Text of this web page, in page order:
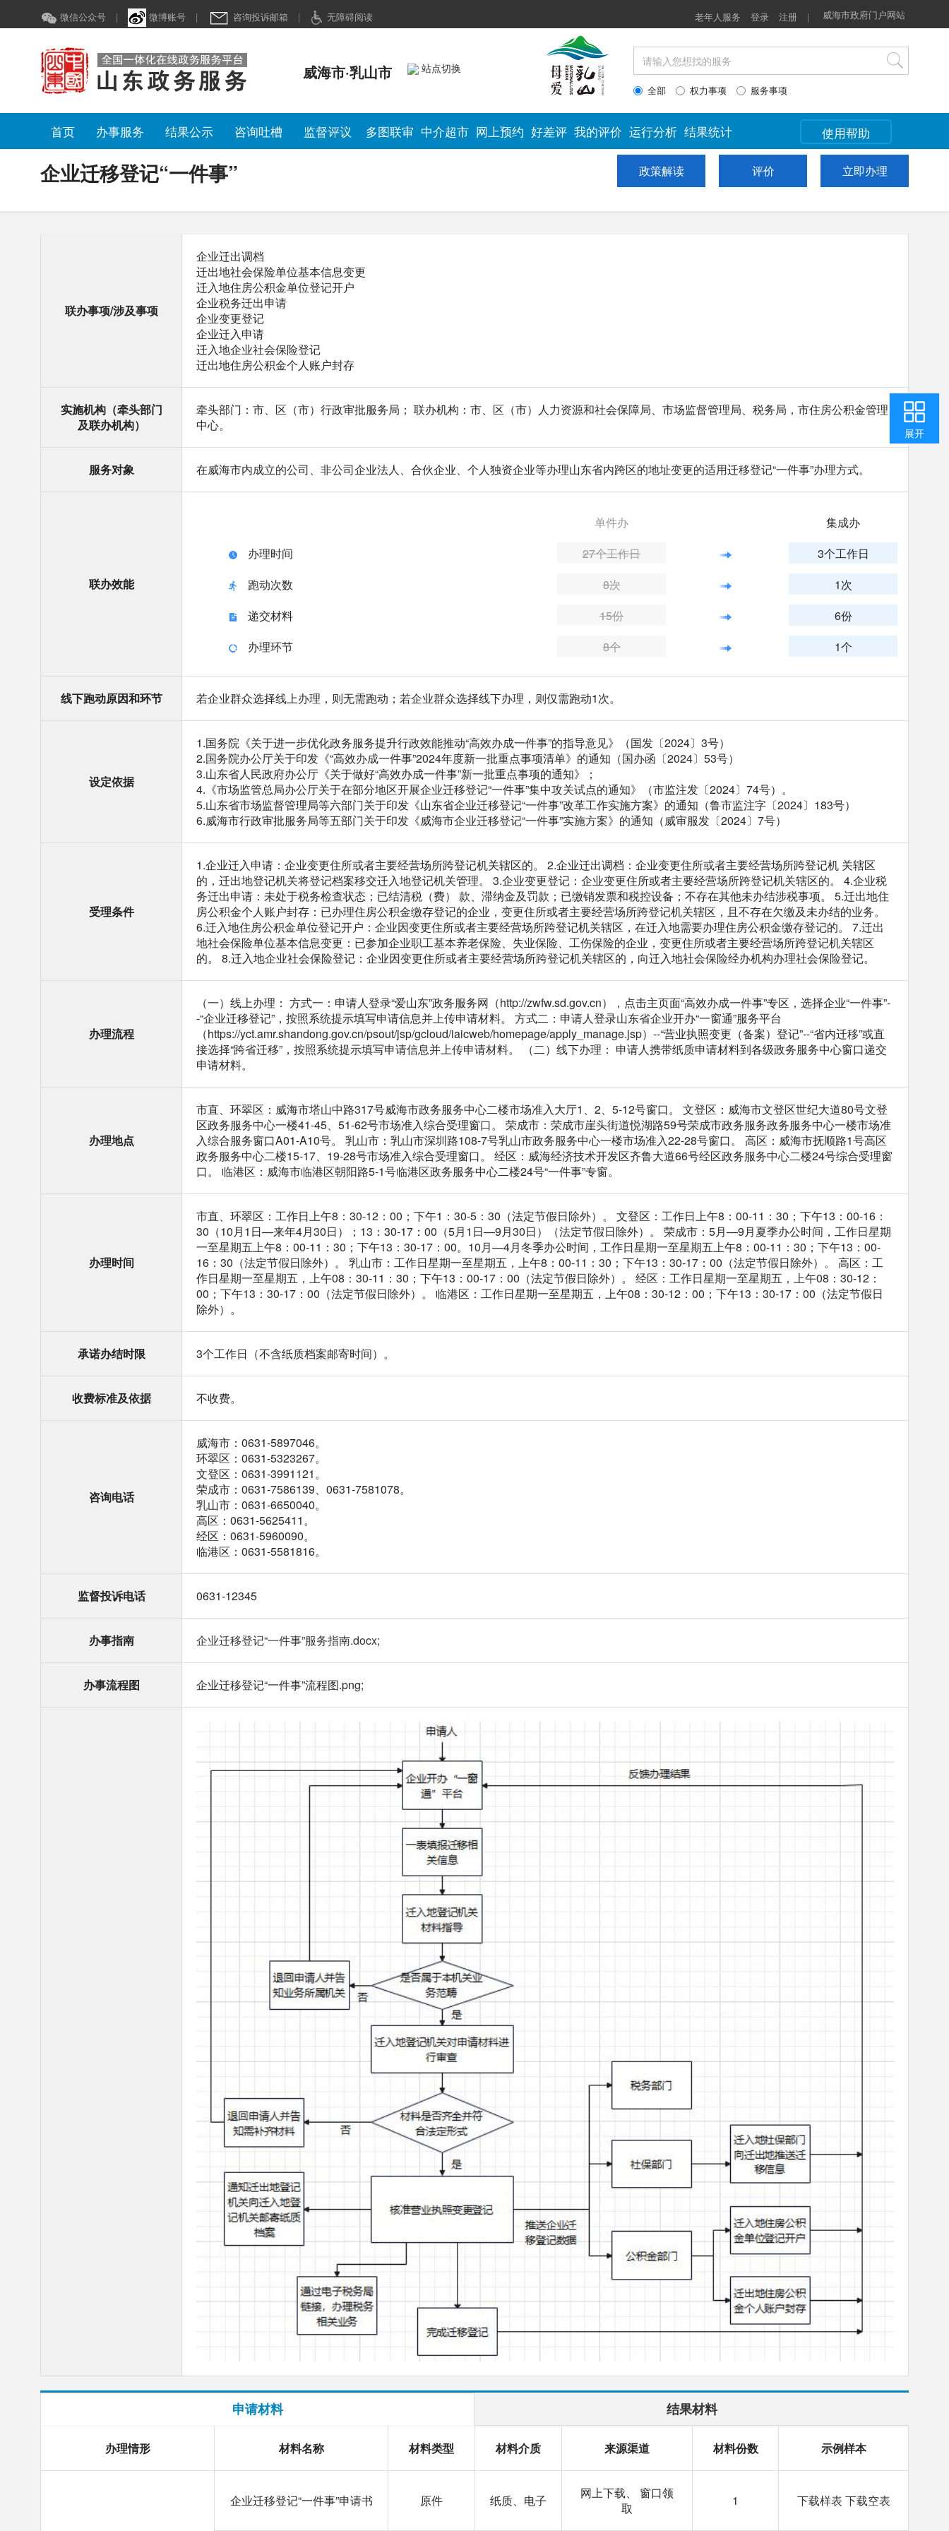
微信公众号 | 微博账号 | 咨询投诉邮箱 | 无障碍阅读 威海市政府门户网站
老年人服务 登录 注册 |
用户中心
咨询投诉
智能问答
我要纠错
返回顶部
收起
展开
威海市·乳山市 站点切换
全部 权力事项 服务事项
首页 办事服务 结果公示 咨询吐槽 监督评议 多图联审 中介超市 网上预约 好差评 我的评价 运行分析 结果统计 使用帮助
评价 立即办理
企业迁移登记“一件事”
企业迁移登记“一件事” 政策解读 评价 立即办理
联办事项/涉及事项
企业迁出调档
迁出地社会保险单位基本信息变更
迁入地住房公积金单位登记开户
企业税务迁出申请
企业变更登记
企业迁入申请
迁入地企业社会保险登记
迁出地住房公积金个人账户封存
实施机构（牵头部门
及联办机构）
牵头部门：市、区（市）行政审批服务局； 联办机构：市、区（市）人力资源和社会保障局、市场监督管理局、税务局，市住房公积金管理
中心。
服务对象 在威海市内成立的公司、非公司企业法人、合伙企业、个人独资企业等办理山东省内跨区的地址变更的适用迁移登记“一件事”办理方式。
联办效能
单件办
集成办
办理时间
27个工作日
3个工作日
跑动次数
8次
1次
递交材料
15份
6份
办理环节
8个 1个
线下跑动原因和环节 若企业群众选择线上办理，则无需跑动；若企业群众选择线下办理，则仅需跑动1次。
设定依据
1.国务院《关于进一步优化政务服务提升行政效能推动“高效办成一件事”的指导意见》（国发〔2024〕3号）
2.国务院办公厅关于印发《“高效办成一件事”2024年度新一批重点事项清单》的通知（国办函〔2024〕53号）
3.山东省人民政府办公厅《关于做好“高效办成一件事”新一批重点事项的通知》；
4.《市场监管总局办公厅关于在部分地区开展企业迁移登记“一件事”集中攻关试点的通知》（市监注发〔2024〕74号）。
5.山东省市场监督管理局等六部门关于印发《山东省企业迁移登记“一件事”改革工作实施方案》的通知（鲁市监注字〔2024〕183号）
6.威海市行政审批服务局等五部门关于印发《威海市企业迁移登记“一件事”实施方案》的通知（威审服发〔2024〕7号）
受理条件
1.企业迁入申请：企业变更住所或者主要经营场所跨登记机关辖区的。 2.企业迁出调档：企业变更住所或者主要经营场所跨登记机 关辖区
的，迁出地登记机关将登记档案移交迁入地登记机关管理。 3.企业变更登记：企业变更住所或者主要经营场所跨登记机关辖区的。 4.企业税
务迁出申请：未处于税务检查状态；已结清税（费） 款、滞纳金及罚款；已缴销发票和税控设备；不存在其他未办结涉税事项。 5.迁出地住
房公积金个人账户封存：已办理住房公积金缴存登记的企业，变更住所或者主要经营场所跨登记机关辖区，且不存在欠缴及未办结的业务。
6.迁入地住房公积金单位登记开户：企业因变更住所或者主要经营场所跨登记机关辖区，在迁入地需要办理住房公积金缴存登记的。 7.迁出
地社会保险单位基本信息变更：已参加企业职工基本养老保险、失业保险、工伤保险的企业，变更住所或者主要经营场所跨登记机关辖区
的。 8.迁入地企业社会保险登记：企业因变更住所或者主要经营场所跨登记机关辖区的，向迁入地社会保险经办机构办理社会保险登记。
办理流程
（一）线上办理： 方式一：申请人登录“爱山东”政务服务网（http://zwfw.sd.gov.cn），点击主页面“高效办成一件事”专区，选择企业“一件事”-
-“企业迁移登记”，按照系统提示填写申请信息并上传申请材料。 方式二：申请人登录山东省企业开办“一窗通”服务平台
（https://yct.amr.shandong.gov.cn/psout/jsp/gcloud/iaicweb/homepage/apply_manage.jsp）--“营业执照变更（备案）登记”--“省内迁移”或直
接选择“跨省迁移”，按照系统提示填写申请信息并上传申请材料。 （二）线下办理： 申请人携带纸质申请材料到各级政务服务中心窗口递交
申请材料。
办理地点
市直、环翠区：威海市塔山中路317号威海市政务服务中心二楼市场准入大厅1、2、5-12号窗口。 文登区：威海市文登区世纪大道80号文登
区政务服务中心一楼41-45、51-62号市场准入综合受理窗口。 荣成市：荣成市崖头街道悦湖路59号荣成市政务服务政务服务中心一楼市场准
入综合服务窗口A01-A10号。 乳山市：乳山市深圳路108-7号乳山市政务服务中心一楼市场准入22-28号窗口。 高区：威海市抚顺路1号高区
政务服务中心二楼15-17、19-28号市场准入综合受理窗口。 经区：威海经济技术开发区齐鲁大道66号经区政务服务中心二楼24号综合受理窗
口。 临港区：威海市临港区朝阳路5-1号临港区政务服务中心二楼24号“一件事”专窗。
办理时间
市直、环翠区：工作日上午8：30-12：00；下午1：30-5：30（法定节假日除外）。 文登区：工作日上午8：00-11：30；下午13：00-16：
30（10月1日—来年4月30日）；13：30-17：00（5月1日—9月30日）（法定节假日除外）。 荣成市：5月—9月夏季办公时间，工作日星期
一至星期五上午8：00-11：30；下午13：30-17：00。10月—4月冬季办公时间，工作日星期一至星期五上午8：00-11：30；下午13：00-
16：30（法定节假日除外）。 乳山市：工作日星期一至星期五，上午8：00-11：30；下午13：30-17：00（法定节假日除外）。 高区：工
作日星期一至星期五，上午08：30-11：30；下午13：00-17：00（法定节假日除外）。 经区：工作日星期一至星期五，上午08：30-12：
00；下午13：30-17：00（法定节假日除外）。 临港区：工作日星期一至星期五，上午08：30-12：00；下午13：30-17：00（法定节假日
除外）。
承诺办结时限 3个工作日（不含纸质档案邮寄时间）。
收费标准及依据 不收费。
咨询电话
威海市：0631-5897046。
环翠区：0631-5323267。
文登区：0631-3991121。
荣成市：0631-7586139、0631-7581078。
乳山市：0631-6650040。
高区：0631-5625411。
经区：0631-5960090。
临港区：0631-5581816。
监督投诉电话 0631-12345
办事指南 企业迁移登记“一件事”服务指南.docx;
办事流程图 企业迁移登记“一件事”流程图.png;
申请材料 结果材料
办理情形 材料名称 材料类型 材料介质 来源渠道 材料份数 示例样本
企业迁移登记“一件事”申请书 原件 纸质、电子
网上下载、 窗口领
取
1 下载样表 下载空表